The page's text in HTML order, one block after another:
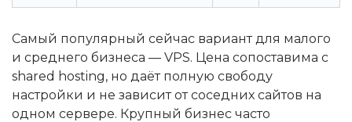
Самый популярный сейчас вариант для малого
и среднего бизнеса — VPS. Цена сопоставима с
shared hosting, но даёт полную свободу
настройки и не зависит от соседних сайтов на
одном сервере. Крупный бизнес часто